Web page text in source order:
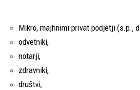
Mikro, majhnimi privat podjetji (s.p.,
odvetniki,
notarji,
zdravniki,
društvi,